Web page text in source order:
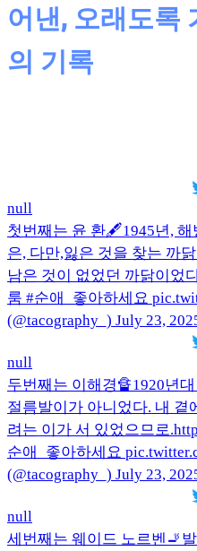
어낸, 오래도록
의 기록
null
첫번째는 윤 환🖋️1945년, 해
은, 다만,잃은 것을 찾는 까
남은 것이 없었던 까닭이었
룸 #순애_좋아하세요
(@tacography_) July 23,
null
두번째는 이해경🔏1920년
절름발이가 아니었다. 내 곁
려는 이가 서 있었으므로
순애_좋아하세요
(@tacography_) July 23,
null
세번째는 웨이드 노르벤🚬